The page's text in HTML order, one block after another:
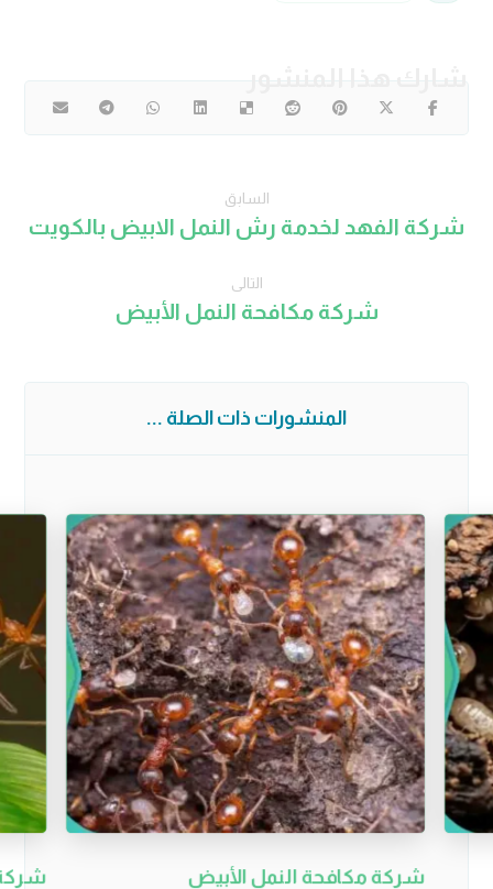
السابق
شركة الفهد لخدمة رش النمل الابيض بالكويت
التالى
شركة مكافحة النمل الأبيض
المنشورات ذات الصلة ...
شركة مكافحة النمل الأبيض